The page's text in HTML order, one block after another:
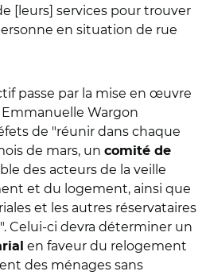
[leurs] services pour trouver
en situation de rue
passe par la mise en œuvre
Wargon
de "réunir dans chaque
de mars, un comité de
des acteurs de la veille
et du logement, ainsi que
et les autres réservataires
Celui-ci devra déterminer un
en faveur du relogement
des ménages sans